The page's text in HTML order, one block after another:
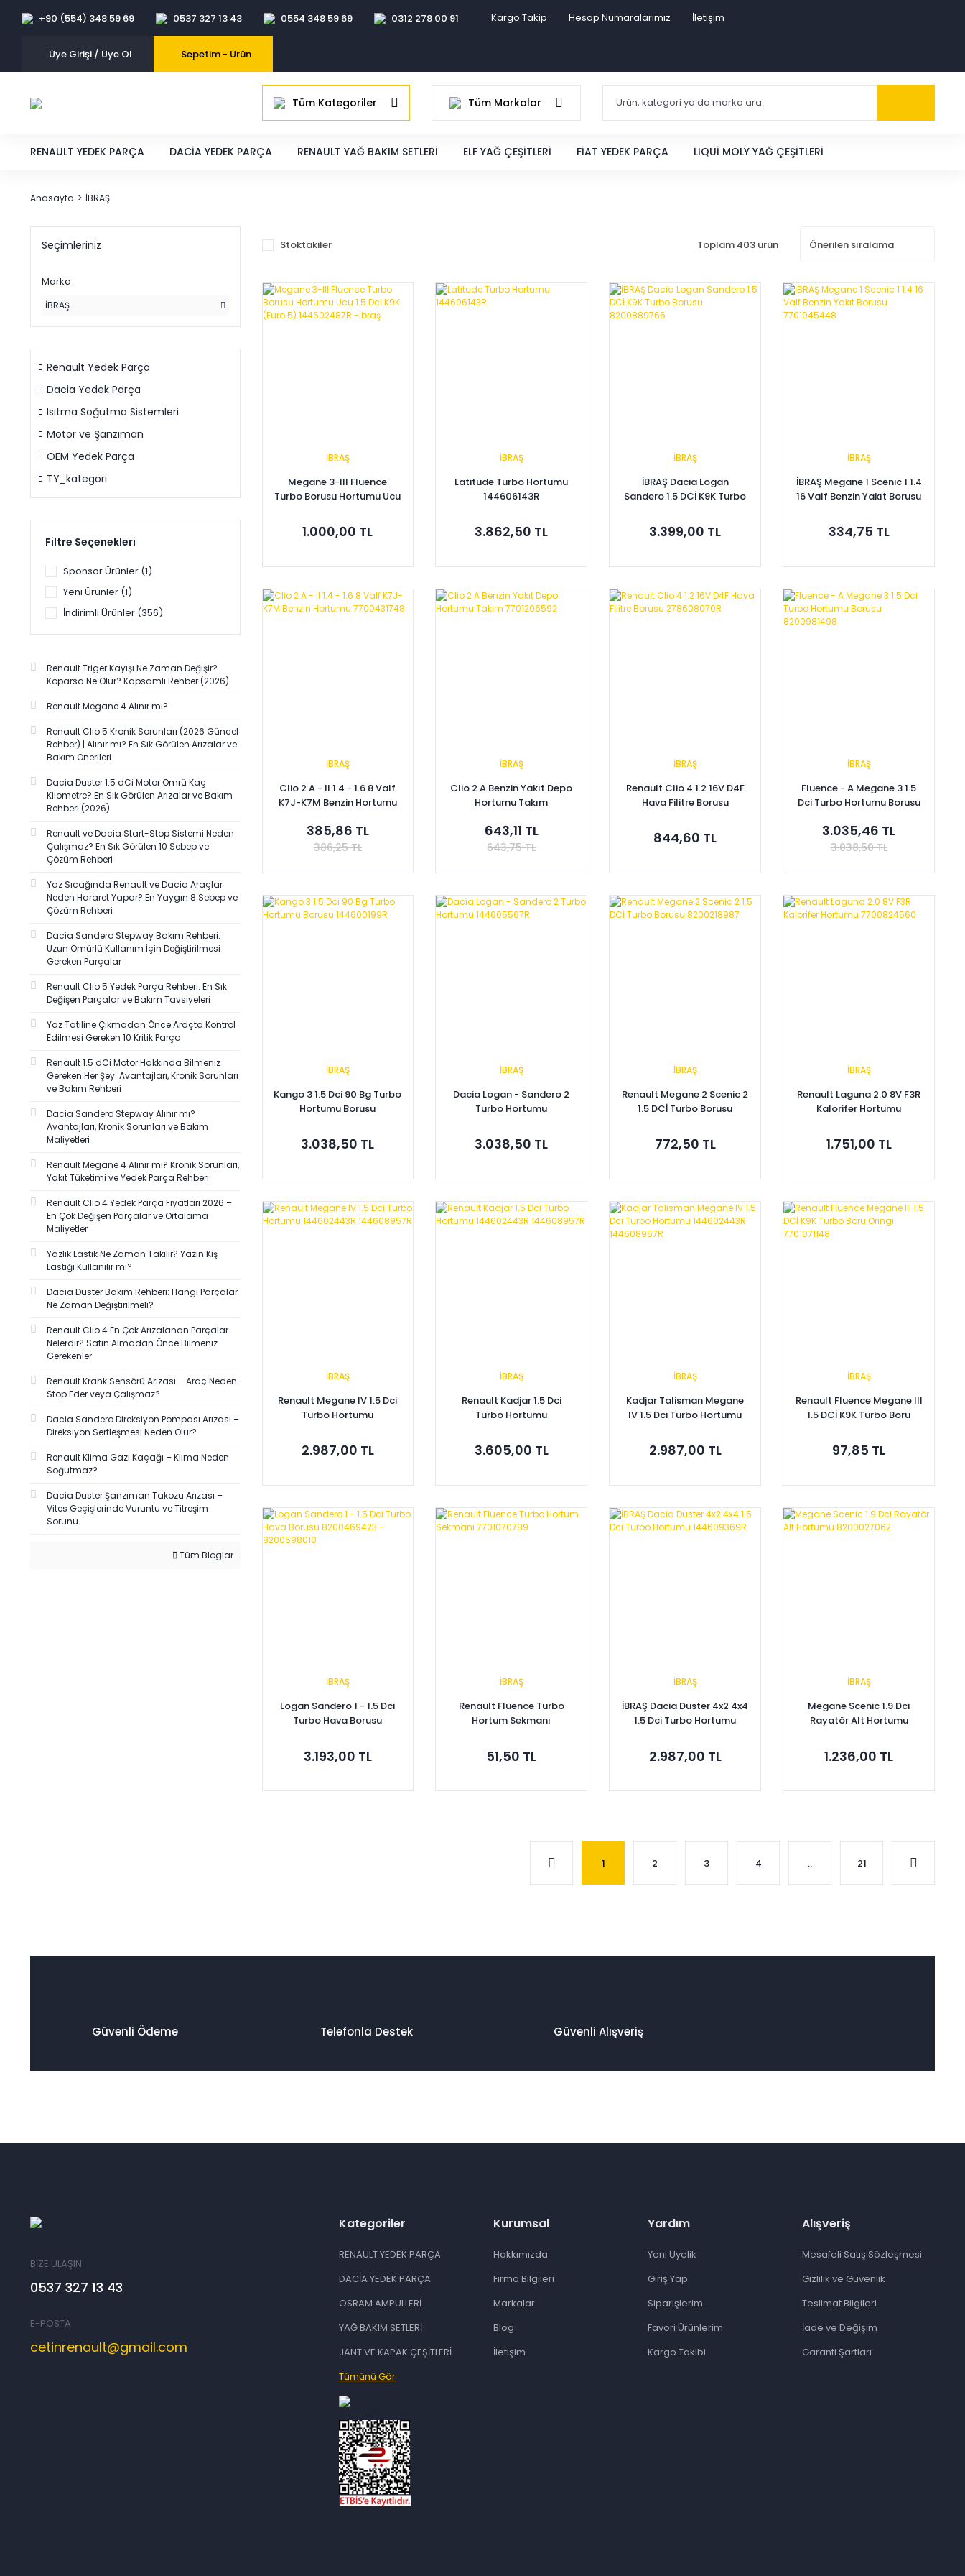
+90 (554) 348 59 69 0537 327 13 43 0554 348 59 69 0312 278 00 91 Kargo Takip Hesap Numaralarımız İletişim
Üye Girişi / Üye Ol Sepetim - Ürün
Tüm Kategoriler Tüm Markalar
RENAULT YEDEK PARÇA DACIA YEDEK PARÇA RENAULT YAĞ BAKIM SETLERI ELF YAĞ ÇEŞITLERI FIAT YEDEK PARÇA LIQUI MOLY YAĞ ÇEŞITLERI
Anasayfa İBRAŞ
Seçimleriniz
Marka
İBRAŞ
Renault Yedek Parça
Dacia Yedek Parça
Isıtma Soğutma Sistemleri
Motor ve Şanzıman
OEM Yedek Parça
TY_kategori
Filtre Seçenekleri
Sponsor Ürünler (1)
Yeni Ürünler (1)
İndirimli Ürünler (356)
Renault Triger Kayışı Ne Zaman Değişir?
Koparsa Ne Olur? Kapsamlı Rehber (2026)
Renault Megane 4 Alınır mı?
Renault Clio 5 Kronik Sorunları (2026 Güncel
Rehber) | Alınır mı? En Sık Görülen Arızalar ve
Bakım Önerileri
Dacia Duster 1.5 dCi Motor Ömrü Kaç
Kilometre? En Sık Görülen Arızalar ve Bakım
Rehberi (2026)
Renault ve Dacia Start-Stop Sistemi Neden
Çalışmaz? En Sık Görülen 10 Sebep ve
Çözüm Rehberi
Yaz Sıcağında Renault ve Dacia Araçlar
Neden Hararet Yapar? En Yaygın 8 Sebep ve
Çözüm Rehberi
Dacia Sandero Stepway Bakım Rehberi:
Uzun Ömürlü Kullanım İçin Değiştirilmesi
Gereken Parçalar
Renault Clio 5 Yedek Parça Rehberi: En Sık
Değişen Parçalar ve Bakım Tavsiyeleri
Yaz Tatiline Çıkmadan Önce Araçta Kontrol
Edilmesi Gereken 10 Kritik Parça
Renault 1.5 dCi Motor Hakkında Bilmeniz
Gereken Her Şey: Avantajları, Kronik Sorunları
ve Bakım Rehberi
Dacia Sandero Stepway Alınır mı?
Avantajları, Kronik Sorunları ve Bakım
Maliyetleri
Renault Megane 4 Alınır mı? Kronik Sorunları,
Yakıt Tüketimi ve Yedek Parça Rehberi
Renault Clio 4 Yedek Parça Fiyatları 2026 –
En Çok Değişen Parçalar ve Ortalama
Maliyetler
Yazlık Lastik Ne Zaman Takılır? Yazın Kış
Lastiği Kullanılır mı?
Dacia Duster Bakım Rehberi: Hangi Parçalar
Ne Zaman Değiştirilmeli?
Renault Clio 4 En Çok Arızalanan Parçalar
Nelerdir? Satın Almadan Önce Bilmeniz
Gerekenler
Renault Krank Sensörü Arızası – Araç Neden
Stop Eder veya Çalışmaz?
Dacia Sandero Direksiyon Pompası Arızası –
Direksiyon Sertleşmesi Neden Olur?
Renault Klima Gazı Kaçağı – Klima Neden
Soğutmaz?
Dacia Duster Şanzıman Takozu Arızası –
Vites Geçişlerinde Vuruntu ve Titreşim
Sorunu
Tüm Bloglar
Stoktakiler Toplam 403 ürün
İBRAŞ
Megane 3-III Fluence
Turbo Borusu Hortumu Ucu
144602487R -İbraş
1.000,00 TL
Sepete Ekle
İBRAŞ
Latitude Turbo Hortumu
144606143R
3.862,50 TL
Sepete Ekle
İBRAŞ
İBRAŞ Dacia Logan
Sandero 1.5 DCİ K9K Turbo
3.399,00 TL
Sepete Ekle
İBRAŞ
İBRAŞ Megane 1 Scenic 1 1.4
16 Valf Benzin Yakıt Borusu
334,75 TL
Sepete Ekle
İBRAŞ
Clio 2 A - II 1.4 - 1.6 8 Valf
K7J-K7M Benzin Hortumu
385,86 TL
386,25 TL
Sepete Ekle
İBRAŞ
Clio 2 A Benzin Yakıt Depo
Hortumu Takım
643,11 TL
643,75 TL
Sepete Ekle
İBRAŞ
Renault Clio 4 1.2 16V D4F
Hava Filitre Borusu
844,60 TL
Sepete Ekle
İBRAŞ
Fluence - A Megane 3 1.5
Dci Turbo Hortumu Borusu
3.035,46 TL
3.038,50 TL
Sepete Ekle
İBRAŞ
Kango 3 1.5 Dci 90 Bg Turbo
Hortumu Borusu
3.038,50 TL
Sepete Ekle
İBRAŞ
Dacia Logan - Sandero 2
Turbo Hortumu
3.038,50 TL
Sepete Ekle
İBRAŞ
Renault Megane 2 Scenic 2
1.5 DCİ Turbo Borusu
772,50 TL
Sepete Ekle
İBRAŞ
Renault Laguna 2.0 8V F3R
Kalorifer Hortumu
1.751,00 TL
Sepete Ekle
İBRAŞ
Renault Megane IV 1.5 Dci
Turbo Hortumu
2.987,00 TL
Sepete Ekle
İBRAŞ
Renault Kadjar 1.5 Dci
Turbo Hortumu
3.605,00 TL
Sepete Ekle
İBRAŞ
Kadjar Talisman Megane
IV 1.5 Dci Turbo Hortumu
2.987,00 TL
Sepete Ekle
İBRAŞ
Renault Fluence Megane III
1.5 DCİ K9K Turbo Boru
97,85 TL
Sepete Ekle
İBRAŞ
Logan Sandero 1 - 1.5 Dci
Turbo Hava Borusu
3.193,00 TL
İBRAŞ
Renault Fluence Turbo
Hortum Sekmanı
51,50 TL
İBRAŞ
İBRAŞ Dacia Duster 4x2 4x4
1.5 Dci Turbo Hortumu
2.987,00 TL
İBRAŞ
Megane Scenic 1.9 Dci
Rayatör Alt Hortumu
1.236,00 TL
1 2 3 4 .. 21
Güvenli Ödeme Telefonla Destek Güvenli Alışveriş
BİZE ULAŞIN
0537 327 13 43
E-POSTA
cetinrenault@gmail.com
Kategoriler
RENAULT YEDEK PARÇA
DACİA YEDEK PARÇA
OSRAM AMPULLERİ
YAĞ BAKIM SETLERİ
JANT VE KAPAK ÇEŞİTLERİ
Tümünü Gör
Kurumsal
Hakkımızda
Firma Bilgileri
Markalar
Blog
İletişim
Yardım
Yeni Üyelik
Giriş Yap
Siparişlerim
Favori Ürünlerim
Kargo Takibi
Alışveriş
Mesafeli Satış Sözleşmesi
Gizlilik ve Güvenlik
Teslimat Bilgileri
İade ve Değişim
Garanti Şartları